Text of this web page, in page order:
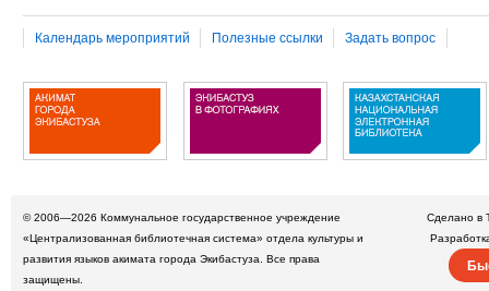
Календарь мероприятий Полезные ссылки Задать вопрос
© 2006—2026 Коммунальное государственное учреждение
«Централизованная библиотечная система» отдела культуры и
развития языков акимата города Экибастуза. Все права
защищены.
Сделано в